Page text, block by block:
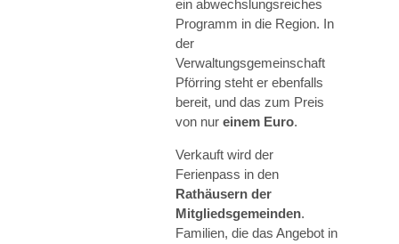
ein abwechslungsreiches
Programm in die Region. In
der
Verwaltungsgemeinschaft
Pförring steht er ebenfalls
bereit, und das zum Preis
von nur einem Euro.
Verkauft wird der
Ferienpass in den
Rathäusern der
Mitgliedsgemeinden.
Familien, die das Angebot in